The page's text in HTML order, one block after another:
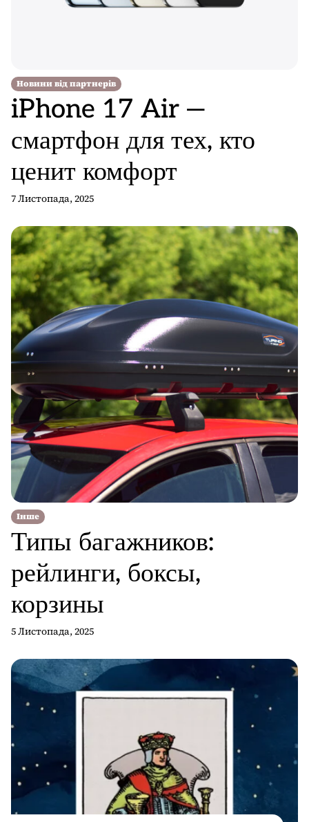
Новини від партнерів
iPhone 17 Air —
смартфон для тех, кто
ценит комфорт
7 Листопада, 2025
Інше
Типы багажников:
рейлинги, боксы,
корзины
5 Листопада, 2025